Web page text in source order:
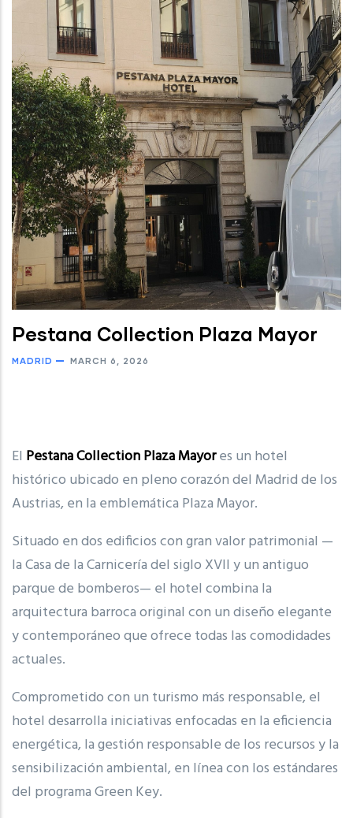
Pestana Collection Plaza Mayor
MADRID MARCH 6, 2026
El Pestana Collection Plaza Mayores un hotel
histórico ubicado en pleno corazón del Madrid de los
Austrias, en la emblemática Plaza Mayor.
Situado en dos edificios con gran valor patrimonial —
la Casa de la Carnicería del siglo XVII y un antiguo
parque de bomberos— el hotel combina la
arquitectura barroca original con un diseño elegante
y contemporáneo que ofrece todas las comodidades
actuales.
Comprometido con un turismo más responsable, el
hotel desarrolla iniciativas enfocadas en la eficiencia
energética, la gestión responsable de los recursos y la
sensibilización ambiental, en línea con los estándares
del programaGreen Key.